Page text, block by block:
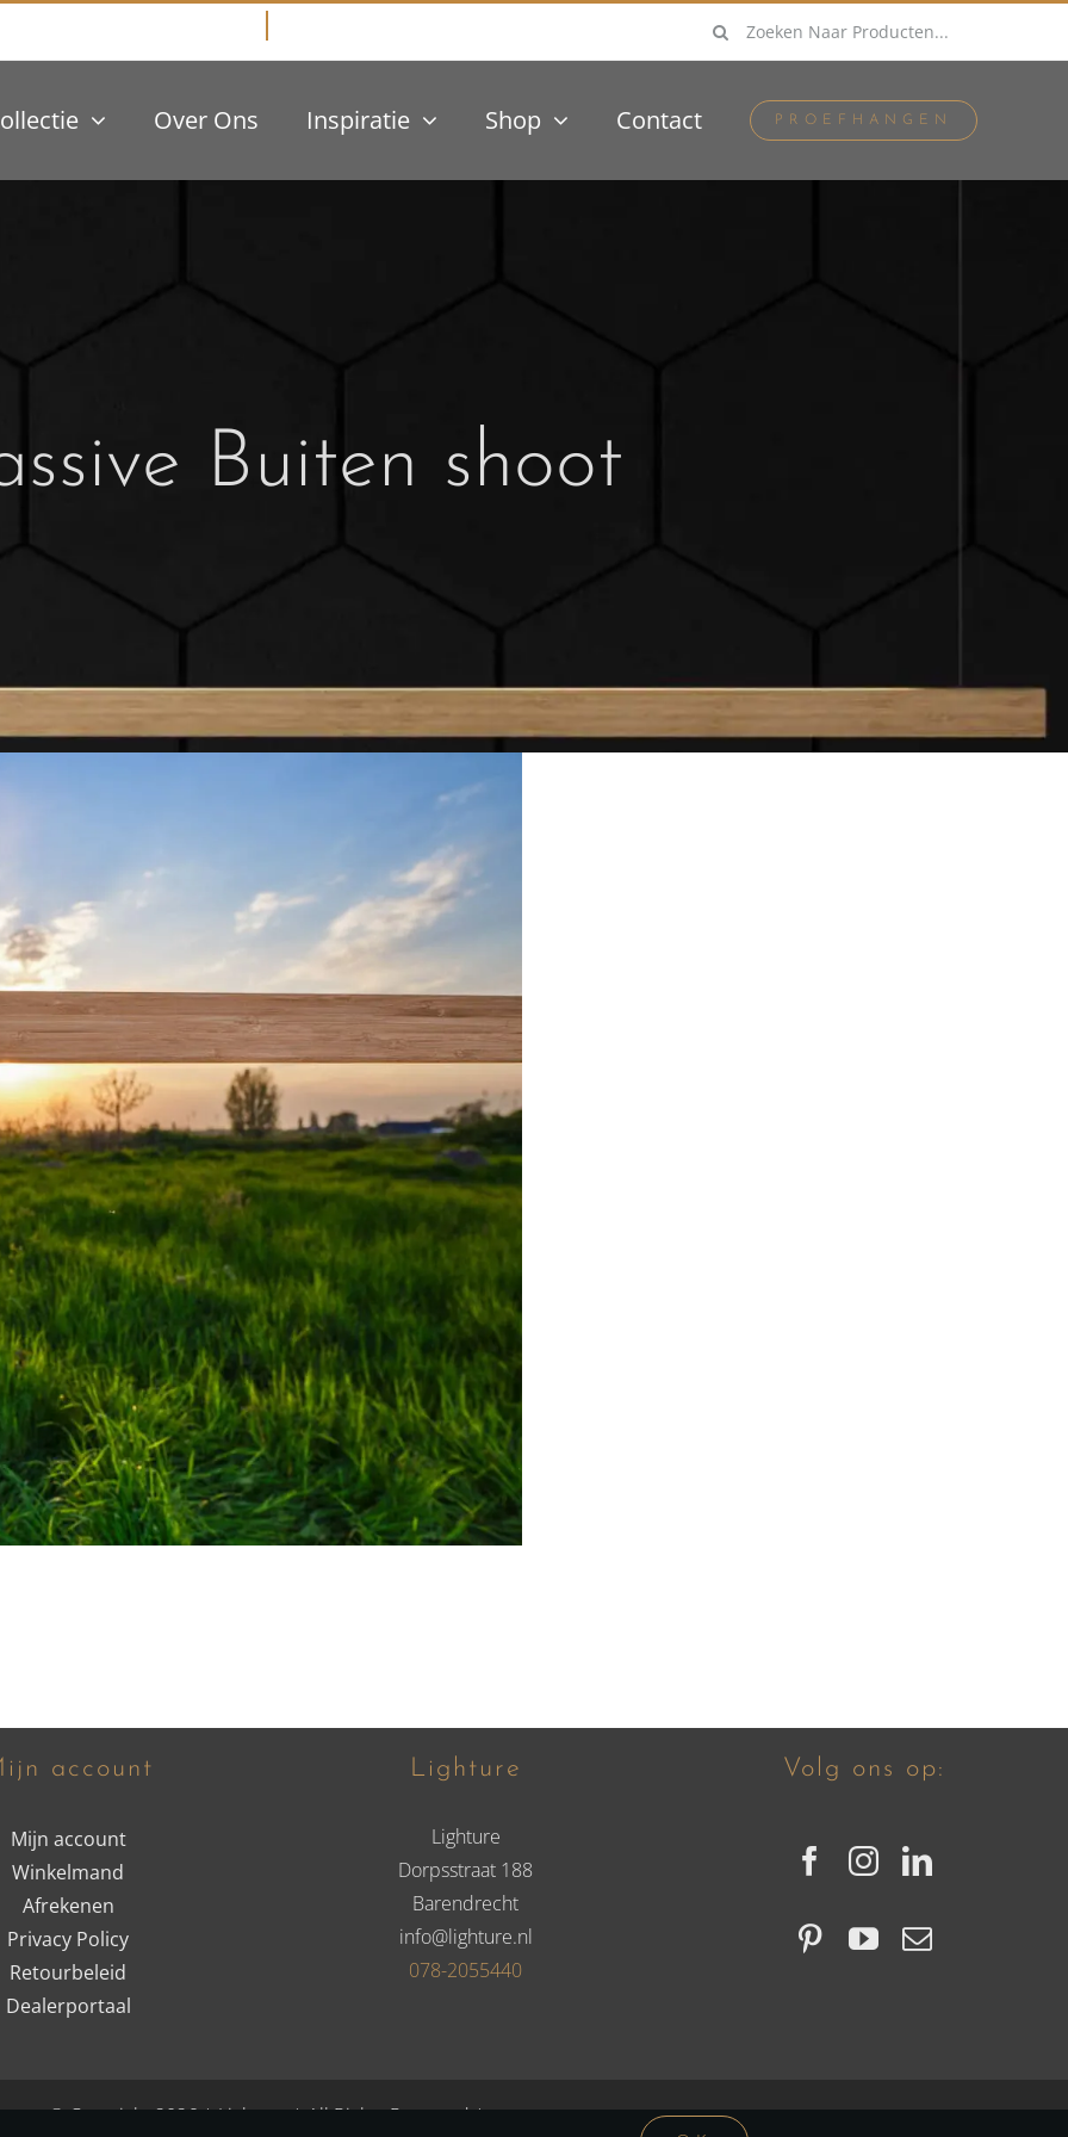
Zoeken
naar:
Over Ons Inspiratie Shop Contact PROEFHANGEN
Buiten shoot
account
Mijn account
Winkelmand
Afrekenen
Privacy Policy
Retourbeleid
Dealerportaal
Lighture
Lighture
Dorpsstraat 188
Barendrecht
info@lighture.nl
078-2055440
Volg ons op:
© Copyright 2026 | Lighture | All Rights Reserved |